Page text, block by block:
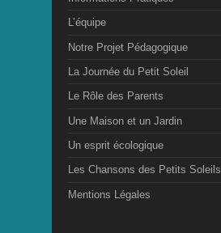
L’équipe
Notre Projet Pédagogique
La Journée du Petit Soleil
Le Rôle des Parents
Une Maison et un Jardin
Un esprit écologique
Les Chansons des Petits Soleils
Mentions Légales